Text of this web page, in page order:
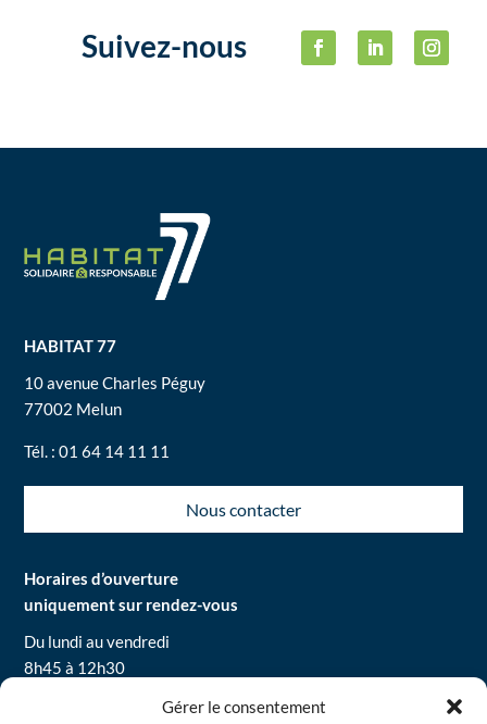
Gérer le consentement
Suivez-nous
HABITAT 77
10 avenue Charles Péguy
77002 Melun
Tél. : 01 64 14 11 11
Nous contacter
Horaires d’ouverture
uniquement sur rendez-vous
Du lundi au vendredi
8h45 à 12h30